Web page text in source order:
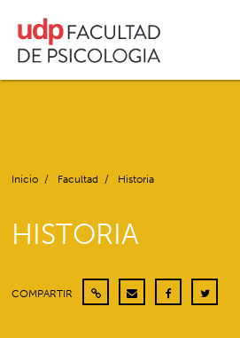
Inicio / Facultad / Historia
HISTORIA
COMPARTIR